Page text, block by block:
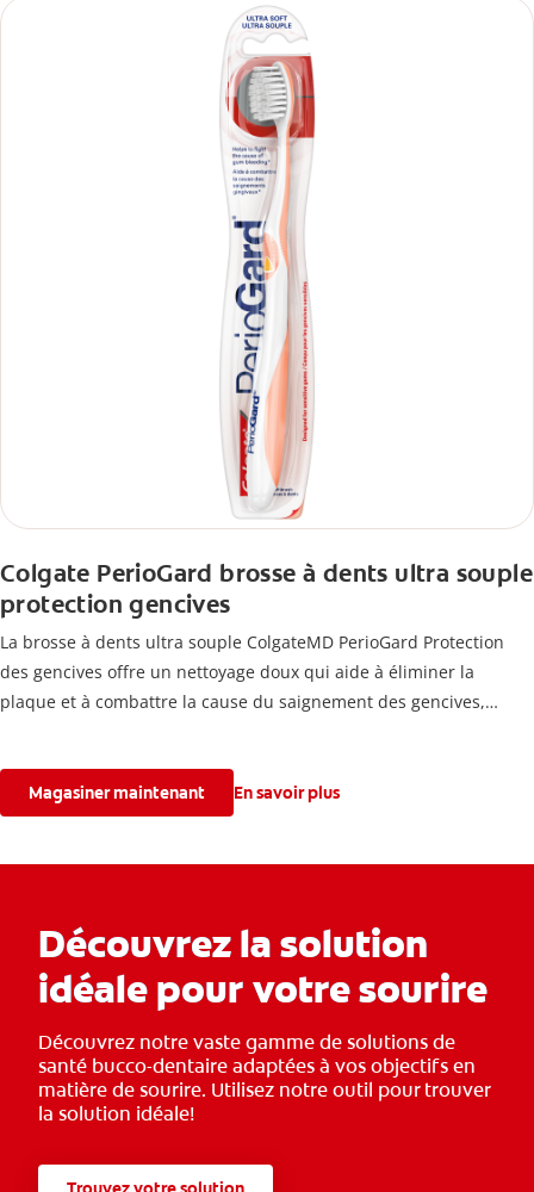
Colgate PerioGard brosse à dents ultra souple
protection gencives
La brosse à dents ultra souple ColgateMD PerioGard Protection
des gencives offre un nettoyage doux qui aide à éliminer la
plaque et à combattre la cause du saignement des gencives,
Magasiner maintenant En savoir plus
Découvrez la solution
idéale pour votre sourire
Découvrez notre vaste gamme de solutions de
santé bucco-dentaire adaptées à vos objectifs en
matière de sourire. Utilisez notre outil pour trouver
la solution idéale!